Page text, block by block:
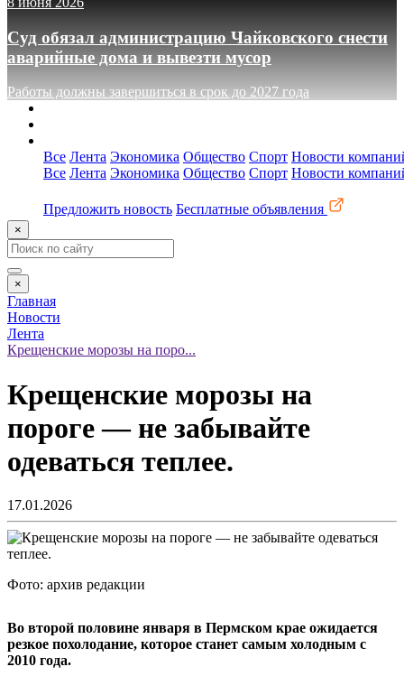
Суд обязал администрацию Чайковского снести
аварийные дома и вывезти мусор
Работы должны завершиться в срок до 2027 года
Все Лента Экономика Общество Спорт Новости
Все Лента Экономика Общество Спорт Новости
Предложить новость Бесплатные объявления
×
×
Главная
Новости
Лента
Крещенские морозы на поро...
Крещенские морозы на
пороге — не забывайте
одеваться теплее.
17.01.2026
Фото: архив редакции
Во второй половине января в Пермском крае ожидается
резкое похолодание, которое станет самым холодным с
2010 года.